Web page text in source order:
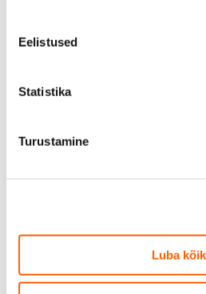
Eelistused
Statistika
Turustamine
Luba kõik
Kuva kõik